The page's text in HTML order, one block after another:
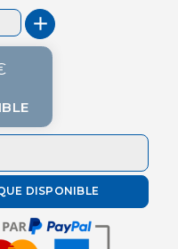
DISPONIBLE